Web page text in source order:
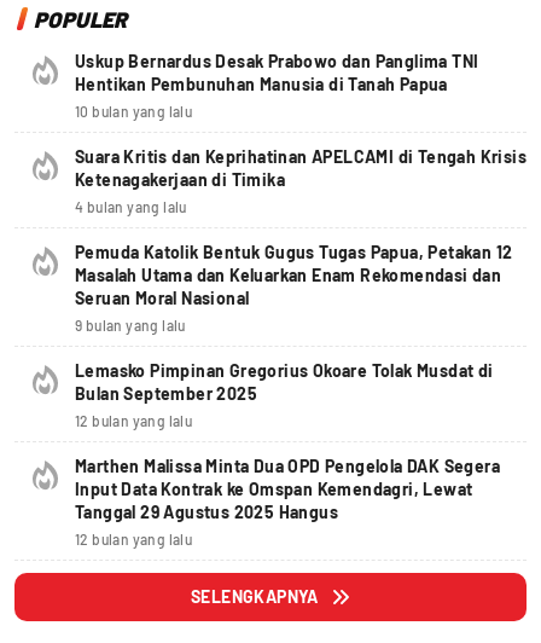
POPULER
Uskup Bernardus Desak Prabowo dan Panglima TNI
Hentikan Pembunuhan Manusia di Tanah Papua
10 bulan yang lalu
Suara Kritis dan Keprihatinan APELCAMI di Tengah Krisis
Ketenagakerjaan di Timika
4 bulan yang lalu
Pemuda Katolik Bentuk Gugus Tugas Papua, Petakan 12
Masalah Utama dan Keluarkan Enam Rekomendasi dan
Seruan Moral Nasional
9 bulan yang lalu
Lemasko Pimpinan Gregorius Okoare Tolak Musdat di
Bulan September 2025
12 bulan yang lalu
Marthen Malissa Minta Dua OPD Pengelola DAK Segera
Input Data Kontrak ke Omspan Kemendagri, Lewat
Tanggal 29 Agustus 2025 Hangus
12 bulan yang lalu
SELENGKAPNYA